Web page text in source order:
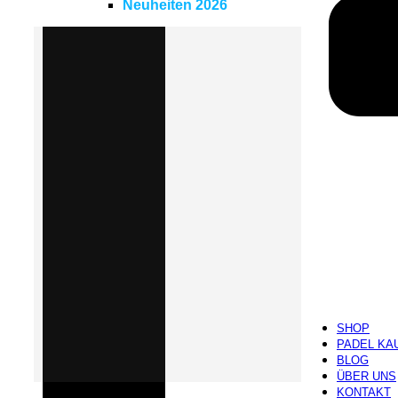
Neuheiten 2026
SHOP
PADEL
BLOG
ÜBER UNS
KONTAKT